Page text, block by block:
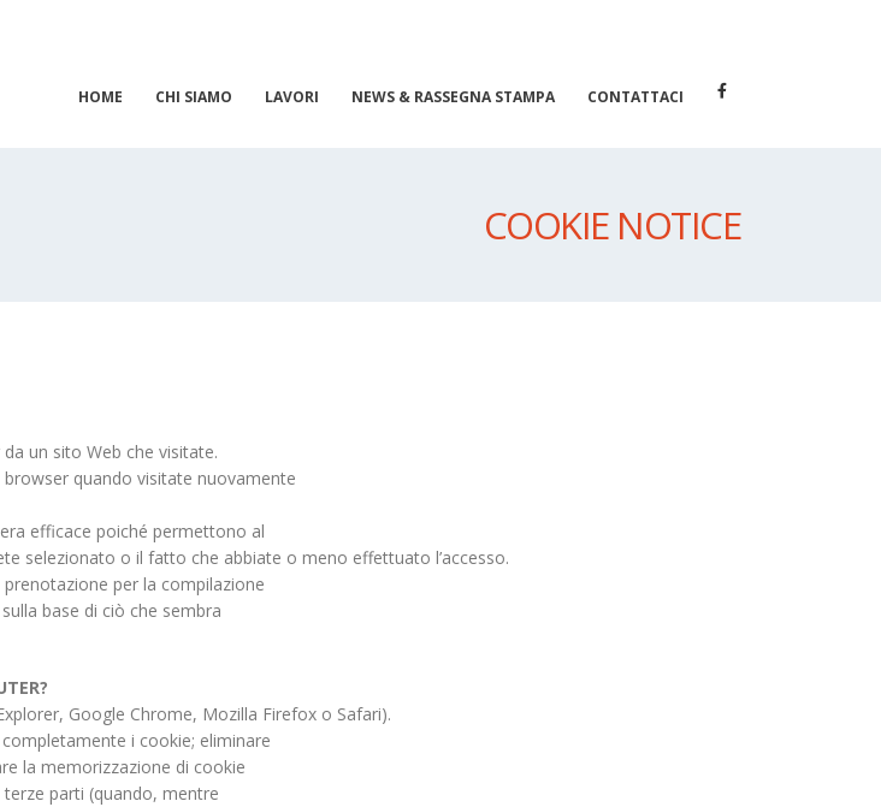
HOME CHI SIAMO LAVORI NEWS & RASSEGNA STAMPA CONTATTACI
COOKIE NOTICE
un sito Web che visitate.
quando visitate nuovamente
efficace poiché permettono al
selezionato o il fatto che abbiate o meno effettuato l’accesso.
per la compilazione
base di ciò che sembra
Google Chrome, Mozilla Firefox o Safari).
i cookie; eliminare
la memorizzazione di cookie
parti (quando, mentre